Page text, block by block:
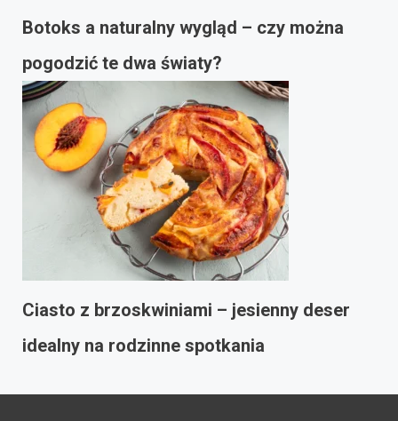
Botoks a naturalny wygląd – czy można
pogodzić te dwa światy?
Ciasto z brzoskwiniami – jesienny deser
idealny na rodzinne spotkania